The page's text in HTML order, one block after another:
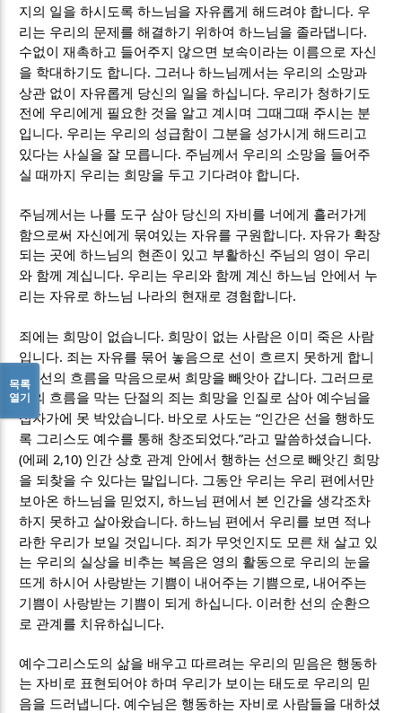
지의 일을 하시도록 하느님을 자유롭게 해드려야 합니다. 우
리는 우리의 문제를 해결하기 위하여 하느님을 졸라댑니다.
수없이 재촉하고 들어주지 않으면 보속이라는 이름으로 자신
을 학대하기도 합니다. 그러나 하느님께서는 우리의 소망과
상관 없이 자유롭게 당신의 일을 하십니다. 우리가 청하기도
전에 우리에게 필요한 것을 알고 계시며 그때그때 주시는 분
입니다. 우리는 우리의 성급함이 그분을 성가시게 해드리고
있다는 사실을 잘 모릅니다. 주님께서 우리의 소망을 들어주
실 때까지 우리는 희망을 두고 기다려야 합니다.
주님께서는 나를 도구 삼아 당신의 자비를 너에게 흘러가게
함으로써 자신에게 묶여있는 자유를 구원합니다. 자유가 확장
되는 곳에 하느님의 현존이 있고 부활하신 주님의 영이 우리
와 함께 계십니다. 우리는 우리와 함께 계신 하느님 안에서 누
리는 자유로 하느님 나라의 현재로 경험합니다.
죄에는 희망이 없습니다. 희망이 없는 사람은 이미 죽은 사람
입니다. 죄는 자유를 묶어 놓음으로 선이 흐르지 못하게 합니
다
선의 흐름을 막음으로써 희망을 빼앗아 갑니다. 그러므로
선의 흐름을 막는 단절의 죄는 희망을 인질로 삼아 예수님을
십자가에 못 박았습니다. 바오로 사도는“인간은 선을 행하도
록 그리스도 예수를 통해 창조되었다.”라고 말씀하셨습니다.
(에페 2,10) 인간 상호 관계 안에서 행하는 선으로 빼앗긴 희망
을 되찾을 수 있다는 말입니다. 그동안 우리는 우리 편에서만
보아온 하느님을 믿었지 ,하느님 편에서 본 인간을 생각조차
하지 못하고 살아왔습니다.하느님 편에서 우리를 보면 적나
라한 우리가 보일 것입니다. 죄가 무엇인지도 모른 채 살고 있
는 우리의 실상을 비추는 복음은 영의 활동으로 우리의 눈을
뜨게 하시어 사랑받는 기쁨이 내어주는 기쁨으로, 내어주는
기쁨이 사랑받는 기쁨이 되게 하십니다. 이러한 선의 순환으
로 관계를 치유하십니다.
예수그리스도의 삶을 배우고 따르려는 우리의 믿음은 행동하
는 자비로 표현되어야 하며 우리가 보이는 태도로 우리의 믿
음을 드러냅니다.예수님은 행동하는 자비로 사람들을 대하셨
목록
열기